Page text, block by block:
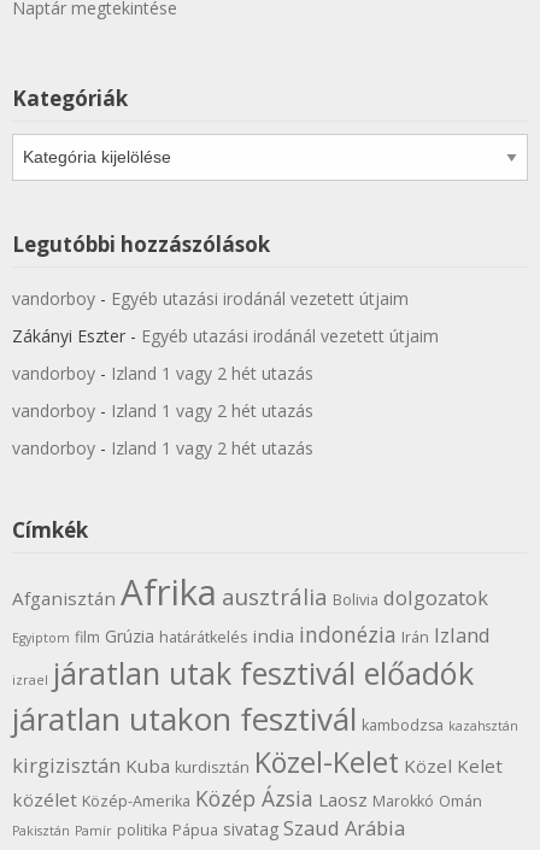
Naptár megtekintése
Kategóriák
Legutóbbi hozzászólások
vandorboy - Egyéb utazási irodánál vezetett útjaim
Zákányi Eszter - Egyéb utazási irodánál vezetett útjaim
vandorboy - Izland 1 vagy 2 hét utazás
vandorboy - Izland 1 vagy 2 hét utazás
vandorboy - Izland 1 vagy 2 hét utazás
Címkék
Afganisztán Afrika ausztrália Bolivia dolgozatok
Egyiptom film Grúzia határátkelés india indonézia Irán Izland
izrael járatlan utak fesztivál előadók
járatlan utakon fesztivál kambodzsa kazahsztán
kirgizisztán Kuba kurdisztán Közel-Kelet Közel Kelet
közélet Közép-Amerika Közép Ázsia Laosz Marokkó Omán
Pakisztán Pamír politika Pápua sivatag Szaud Arábia